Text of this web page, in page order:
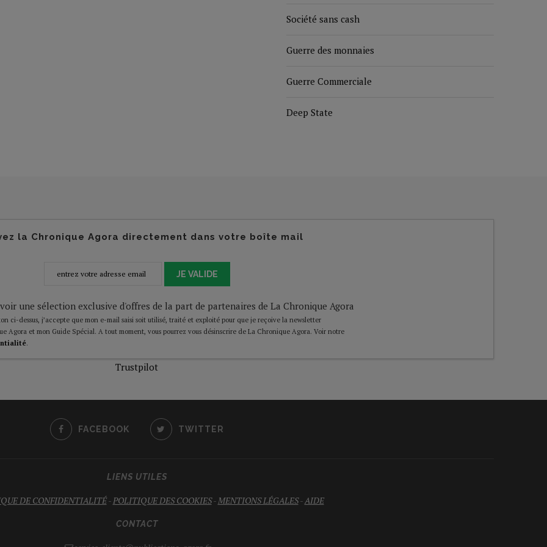
Société sans cash
Guerre des monnaies
Guerre Commerciale
Deep State
la Chronique Agora directement dans votre boîte mail
JE VALIDE
une sélection exclusive d'offres de la part de partenaires de La Chronique Agora
ci-dessus, j’accepte que mon e-mail saisi soit utilisé, traité et exploité pour que je reçoive la newsletter
Agora et mon Guide Spécial. A tout moment, vous pourrez vous désinscrire de La Chronique Agora. Voir notre
.
Trustpilot
FACEBOOK TWITTER
LIENS UTILES
DE CONFIDENTIALITÉ-POLITIQUE DES COOKIES-MENTIONS LÉGALES-AIDE
CONTACT